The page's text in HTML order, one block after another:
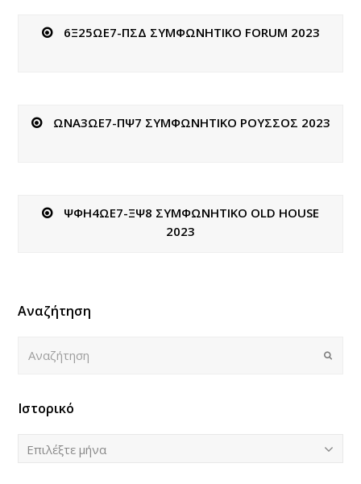
6Ξ25ΩΕ7-ΠΣΔ ΣΥΜΦΩΝΗΤΙΚΟ FORUM 2023
ΩΝΑ3ΩΕ7-ΠΨ7 ΣΥΜΦΩΝΗΤΙΚΟ ΡΟΥΣΣΟΣ 2023
ΨΦΗ4ΩΕ7-ΞΨ8 ΣΥΜΦΩΝΗΤΙΚΟ OLD HOUSE
2023
Αναζήτηση
Submit
Ιστορικό
Ιστορικό
Επιλέξτε μήνα